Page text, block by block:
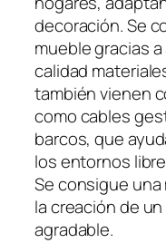
decoración. Se
mueble gracias
calidad
también vienen
como cables
barcos, que
los entornos
Se consigue una
la creación de
agradable.